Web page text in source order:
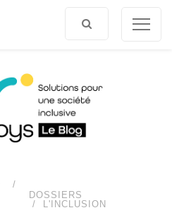
/
DOSSIERS
L'INCLUSION